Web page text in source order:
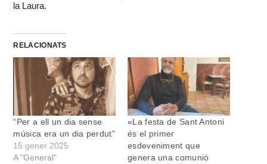
la Laura.
RELACIONATS
“Per a ell un dia sense
música era un dia perdut”
15 gener 2025
A "General"
«La festa de Sant Antoni
és el primer
esdeveniment que
genera una comunió